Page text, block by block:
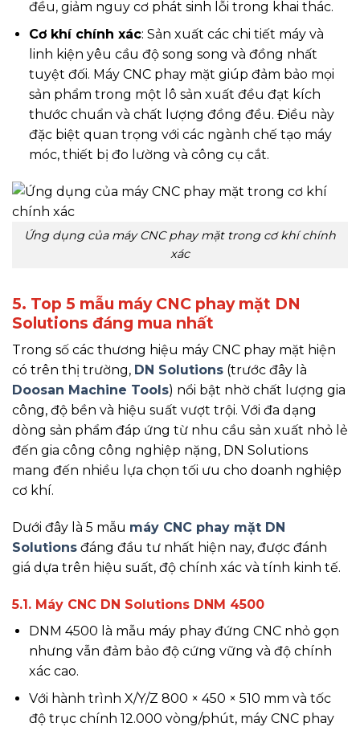
đều, giảm nguy cơ phát sinh lỗi trong khai thác.
Cơ khí chính xác: Sản xuất các chi tiết máy và
linh kiện yêu cầu độ song song và đồng nhất
tuyệt đối. Máy CNC phay mặt giúp đảm bảo mọi
sản phẩm trong một lô sản xuất đều đạt kích
thước chuẩn và chất lượng đồng đều. Điều này
đặc biệt quan trọng với các ngành chế tạo máy
móc, thiết bị đo lường và công cụ cắt.
Ứng dụng của máy CNC phay mặt trong cơ khí chính
xác
5. Top 5 mẫu máy CNC phay mặt DN
Solutions đáng mua nhất
Trong số các thương hiệu máy CNC phay mặt hiện
có trên thị trường, DN Solutions (trước đây là
Doosan Machine Tools) nổi bật nhờ chất lượng gia
công, độ bền và hiệu suất vượt trội. Với đa dạng
dòng sản phẩm đáp ứng từ nhu cầu sản xuất nhỏ lẻ
đến gia công công nghiệp nặng, DN Solutions
mang đến nhiều lựa chọn tối ưu cho doanh nghiệp
cơ khí.
Dưới đây là 5 mẫu máy CNC phay mặt DN
Solutions đáng đầu tư nhất hiện nay, được đánh
giá dựa trên hiệu suất, độ chính xác và tính kinh tế.
5.1. Máy CNC DN Solutions DNM 4500
DNM 4500 là mẫu máy phay đứng CNC nhỏ gọn
nhưng vẫn đảm bảo độ cứng vững và độ chính
xác cao.
Với hành trình X/Y/Z 800 × 450 × 510 mm và tốc
độ trục chính 12.000 vòng/phút, máy CNC phay